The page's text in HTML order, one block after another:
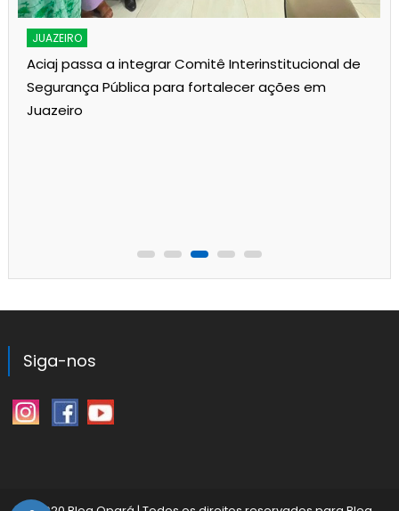
JUAZEIRO
Aciaj passa a integrar Comitê Interinstitucional de
Segurança Pública para fortalecer ações em
Juazeiro
Siga-nos